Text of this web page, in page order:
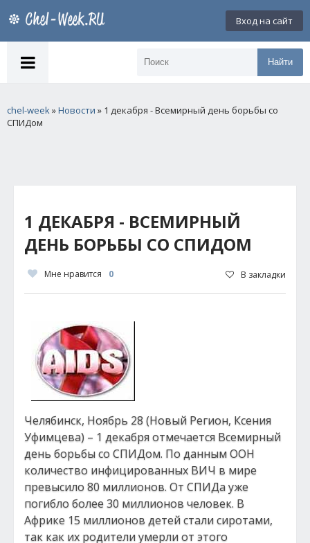
Вход на сайт
Найти
chel-week»Новости » 1 декабря - Всемирный день борьбы со
СПИДом
1 ДЕКАБРЯ - ВСЕМИРНЫЙ
ДЕНЬ БОРЬБЫ СО СПИДОМ
Мне нравится 0 В закладки
Челябинск, Ноябрь 28 (Новый Регион, Ксения
Уфимцева) – 1 декабря отмечается Всемирный
день борьбы со СПИДом. По данным ООН
количество инфицированных ВИЧ в мире
превысило 80 миллионов. От СПИДа уже
погибло более 30 миллионов человек. В
Африке 15 миллионов детей стали сиротами,
так как их родители умерли от этого